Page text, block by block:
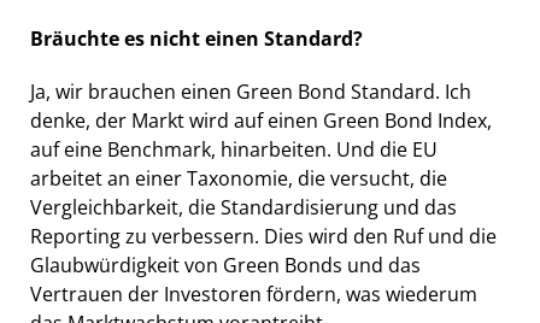
Bräuchte es nicht einen Standard?
Ja, wir brauchen einen Green Bond Standard. Ich
denke, der Markt wird auf einen Green Bond Index,
auf eine Benchmark, hinarbeiten. Und die EU
arbeitet an einer Taxonomie, die versucht, die
Vergleichbarkeit, die Standardisierung und das
Reporting zu verbessern. Dies wird den Ruf und die
Glaubwürdigkeit von Green Bonds und das
Vertrauen der Investoren fördern, was wiederum